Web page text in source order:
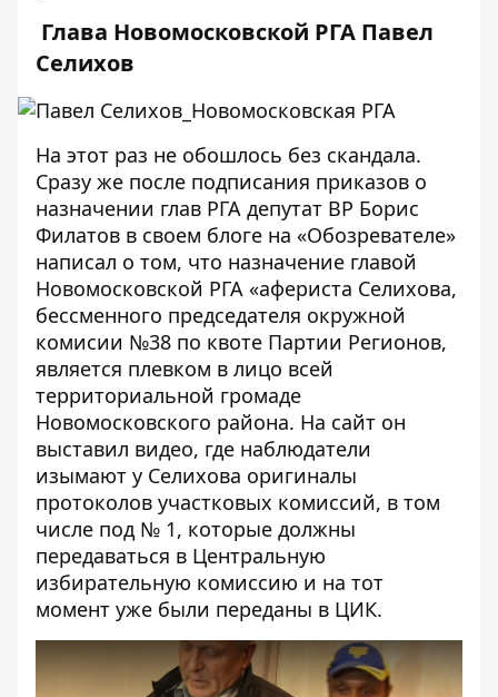
Глава Новомосковской РГА Павел
Селихов
На этот раз не обошлось без скандала.
Сразу же после подписания приказов о
назначении глав РГА депутат ВР Борис
Филатов в своем блоге на «Обозревателе»
написал о том, что назначение главой
Новомосковской РГА «афериста Селихова,
бессменного председателя окружной
комисии №38 по квоте Партии Регионов,
является плевком в лицо всей
территориальной громаде
Новомосковского района. На сайт он
выставил видео, где наблюдатели
изымают у Селихова оригиналы
протоколов участковых комиссий, в том
числе под № 1, которые должны
передаваться в Центральную
избирательную комиссию и на тот
момент уже были переданы в ЦИК.